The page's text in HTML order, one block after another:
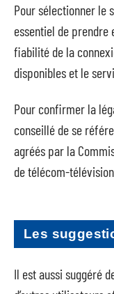
Pour sélectionner le
essentiel de prendre
fiabilité de la
disponibles et le
Pour confirmer la
conseillé de se
agréés par la
de télécom-télévision
Les
Il est aussi suggéré